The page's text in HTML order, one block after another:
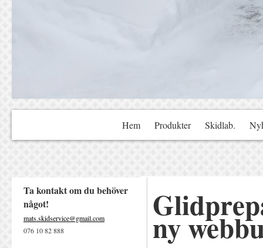
Hem Produkter Skidlab.
Ta kontakt om du behöver
något!
mats.skidservice@gmail.com
076 10 82 888
ny